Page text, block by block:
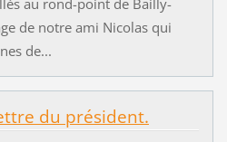
de notre ami Nicolas qui
de...
du président.